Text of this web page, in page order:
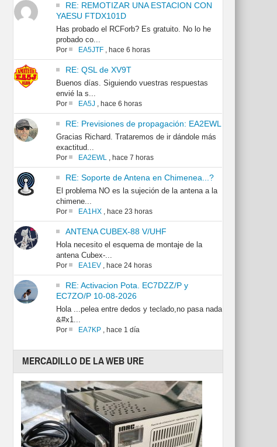
RE: REMOTIZAR UNA ESTACION CON
YAESU FTDX101D
Has probado el RCForb? Es gratuito. No lo he
probado co...
Por EA5JTF, hace 6 horas
RE: QSL de XV9T
Buenos días. Siguiendo vuestras respuestas
envié la s...
Por EA5J, hace 6 horas
RE: Previsiones de propagación: EA2EWL
Gracias Richard. Trataremos de ir dándole más
exactitud...
Por EA2EWL, hace 7 horas
RE: Soporte de Antena en Chimenea...?
El problema NO es la sujeción de la antena a la
chimene...
Por EA1HX, hace 23 horas
ANTENA CUBEX-88 V/UHF
Hola necesito el esquema de montaje de la
antena Cubex-...
Por EA1EV, hace 24 horas
RE: Activacion Pota. EC7DZZ/P y
EC7ZO/P 10-08-2026
Hola ...pelea entre dedos y teclado,no pasa nada
&#x1...
Por EA7KP, hace 1 día
MERCADILLO DE LA WEB URE